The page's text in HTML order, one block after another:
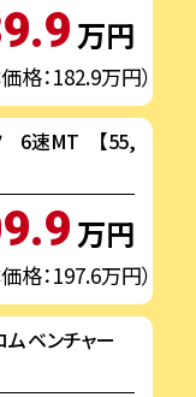
万円
格：182.9万円）
6速MT 【55,
万円
格：197.6万円）
ベンチャー